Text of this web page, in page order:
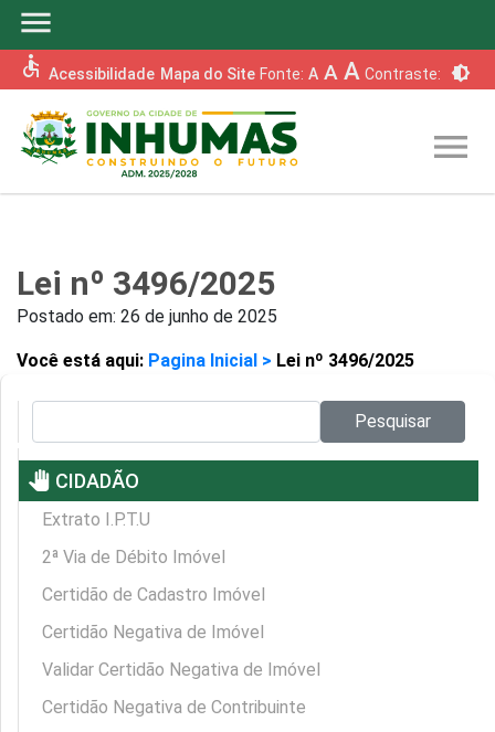
menu
accessible Acessibilidade Mapa do Site Fonte: A A A Contraste: brightness_6
menu
Lei nº 3496/2025
Postado em: 26 de junho de 2025
Você está aqui: Pagina Inicial > Lei nº 3496/2025
Pesquisar
pan_tool CIDADÃO
Extrato I.P.T.U
2ª Via de Débito Imóvel
Certidão de Cadastro Imóvel
Certidão Negativa de Imóvel
Validar Certidão Negativa de Imóvel
Certidão Negativa de Contribuinte